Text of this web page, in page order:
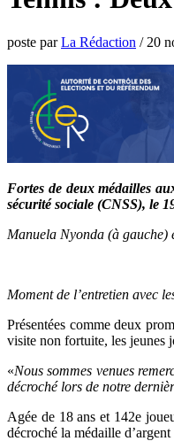
poste parLa Rédaction / 20
Fortes de deux médailles
sécurité sociale (CNSS), le
Manuela Nyonda (à
Moment de l’entretien avec
Présentées comme deux
visite non fortuite, les jeunes
«Nous sommes venues
décroché lors de notre
Agée de 18 ans et 142e
décroché la médaille